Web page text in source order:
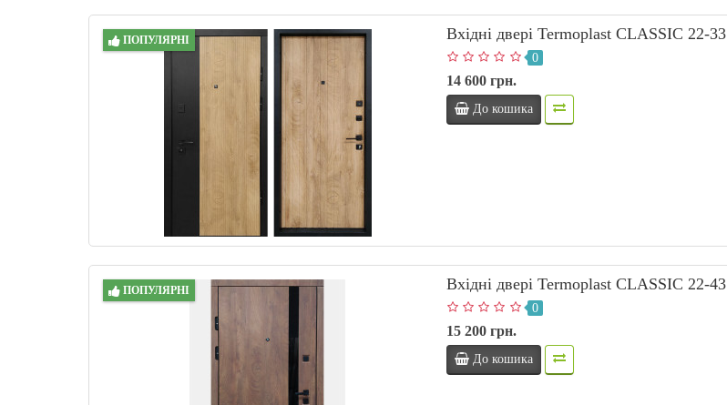
ПОПУЛЯРНІ Вхідні двері Termoplast CLASSIC 22-33
0
14 600 грн.
До кошика
ПОПУЛЯРНІ Вхідні двері Termoplast CLASSIC 22-43
0
15 200 грн.
До кошика